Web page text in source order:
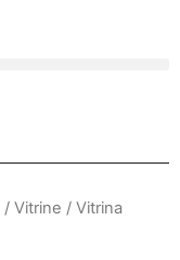
/ Vitrine / Vitrina